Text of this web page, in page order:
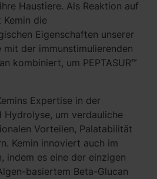
Haustiere. Als Reaktion auf
Kemin die
Eigenschaften unserer
der immunstimulierenden
kombiniert, um PEPTASUR™
Expertise in der
Hydrolyse, um verdauliche
Vorteilen, Palatabilität
Kemin innoviert auch im
indem es eine der einzigen
basiertem Beta-Glucan